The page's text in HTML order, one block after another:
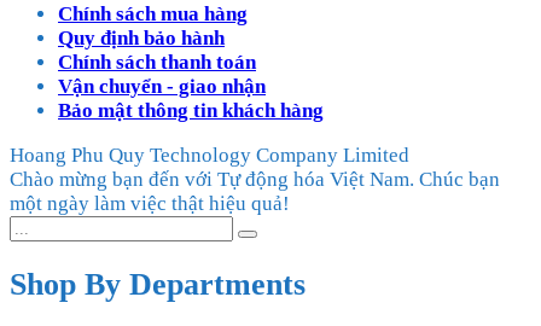
Chính sách mua hàng
Quy định bảo hành
Chính sách thanh toán
Vận chuyển - giao nhận
Bảo mật thông tin khách hàng
Hoang Phu Quy Technology Company Limited
Chào mừng bạn đến với Tự động hóa Việt Nam. Chúc bạn
một ngày làm việc thật hiệu quả!
Shop By Departments